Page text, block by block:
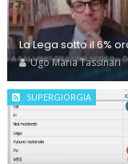
La Lega sotto il 6%
Ugo Maria Tassinari
SUPERGIORGIA